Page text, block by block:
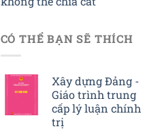
CÓ THỂ BẠN SẼ THÍCH
Xây dựng Đảng -
Giáo trình trung
cấp lý luận chính
trị